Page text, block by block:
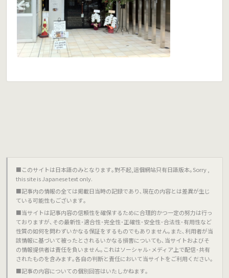
■このサイトは日本語のみとなります｡對不起,這個網站只有日語版本｡Sorry ,
this site is Japanese text only.
■記事内の情報の全ては掲載日当時の記録であり､現在の内容とは差異が生じ
ている可能性もございます｡
■当サイトは記事内容の信頼性を確保するために合理的かつ一定の努力は行っ
ておりますが､その最新性･適合性･完全性･正確性･安全性･合法性･有用性など
性質の如何を問わずいかなる保証をするものでもありません｡また､利用者が当
該情報に基づいて被ったとされるいかなる損害についても､当サイトおよびそ
の情報提供者は責任を負いません｡これはソーシャル･メディア上で配信･共有
されたものを含みます｡各自の判断と責任において当サイトをご利用ください｡
■記事の内容についての個別回答はいたしかねます｡